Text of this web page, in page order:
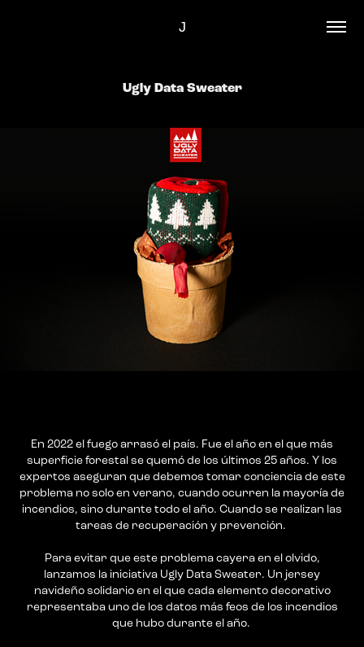
J
Ugly Data Sweater
En 2022 el fuego arrasó el país. Fue el año en el que más
superficie forestal se quemó de los últimos 25 años. Y los
expertos aseguran que debemos tomar conciencia de este
problema no solo en verano, cuando ocurren la mayoría de
incendios, sino durante todo el año. Cuando se realizan las
tareas de recuperación y prevención.
Para evitar que este problema cayera en el olvido,
lanzamos la iniciativa Ugly Data Sweater. Un jersey
navideño solidario en el que cada elemento decorativo
representaba uno de los datos más feos de los incendios
que hubo durante el año.